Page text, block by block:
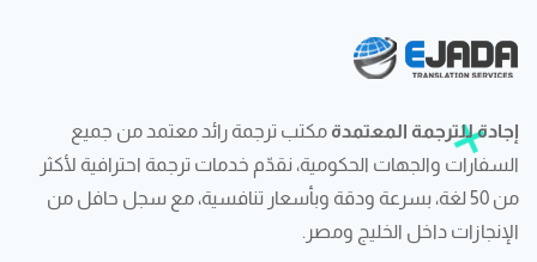
إجادة للترجمة المعتمدة مكتب ترجمة رائد معتمد من جميع
السفارات والجهات الحكومية، نقدّم خدمات ترجمة احترافية لأكثر
من 50 لغة، بسرعة ودقة وبأسعار تنافسية، مع سجل حافل من
الإنجازات داخل الخليج ومصر.